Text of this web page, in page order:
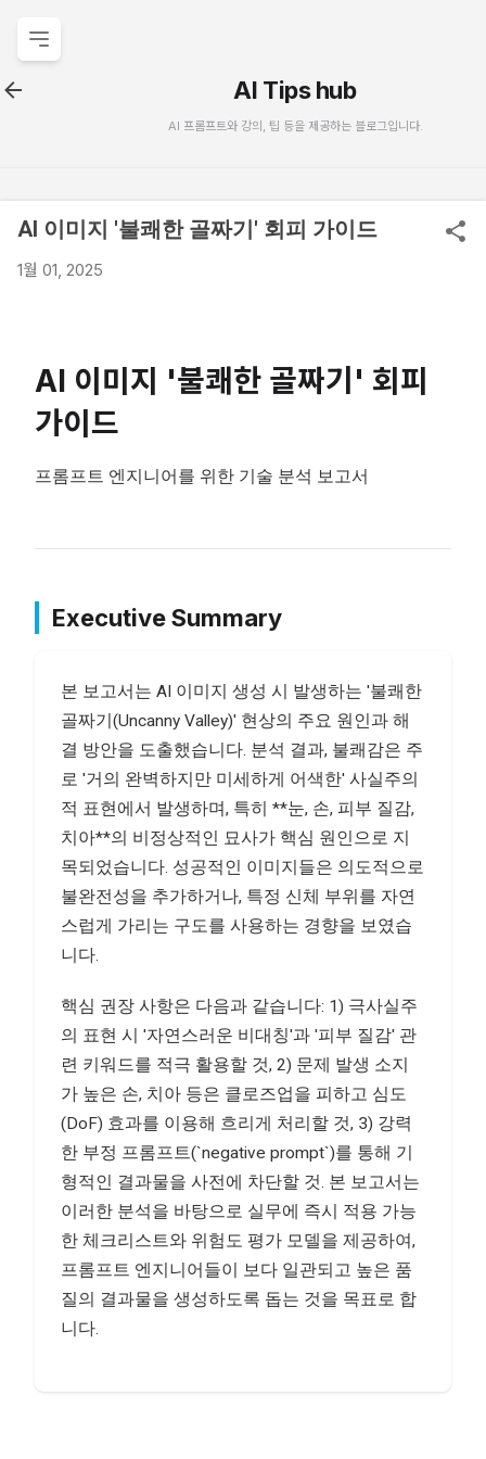
AI Tips hub
AI 프롬프트와 강의, 팁 등을 제공하는 블로그입니다.
AI 이미지 '불쾌한 골짜기' 회피 가이드
1월 01, 2025
AI 이미지 '불쾌한 골짜기' 회피
가이드
프롬프트 엔지니어를 위한 기술 분석 보고서
Executive Summary
본 보고서는 AI 이미지 생성 시 발생하는 '불쾌한
골짜기(Uncanny Valley)' 현상의 주요 원인과 해
결 방안을 도출했습니다. 분석 결과, 불쾌감은 주
로 '거의 완벽하지만 미세하게 어색한' 사실주의
적 표현에서 발생하며, 특히 **눈, 손, 피부 질감,
치아**의 비정상적인 묘사가 핵심 원인으로 지
목되었습니다. 성공적인 이미지들은 의도적으로
불완전성을 추가하거나, 특정 신체 부위를 자연
스럽게 가리는 구도를 사용하는 경향을 보였습
니다.
핵심 권장 사항은 다음과 같습니다: 1) 극사실주
의 표현 시 '자연스러운 비대칭'과 '피부 질감' 관
련 키워드를 적극 활용할 것, 2) 문제 발생 소지
가 높은 손, 치아 등은 클로즈업을 피하고 심도
(DoF) 효과를 이용해 흐리게 처리할 것, 3) 강력
한 부정 프롬프트(`negative prompt`)를 통해 기
형적인 결과물을 사전에 차단할 것. 본 보고서는
이러한 분석을 바탕으로 실무에 즉시 적용 가능
한 체크리스트와 위험도 평가 모델을 제공하여,
프롬프트 엔지니어들이 보다 일관되고 높은 품
질의 결과물을 생성하도록 돕는 것을 목표로 합
니다.